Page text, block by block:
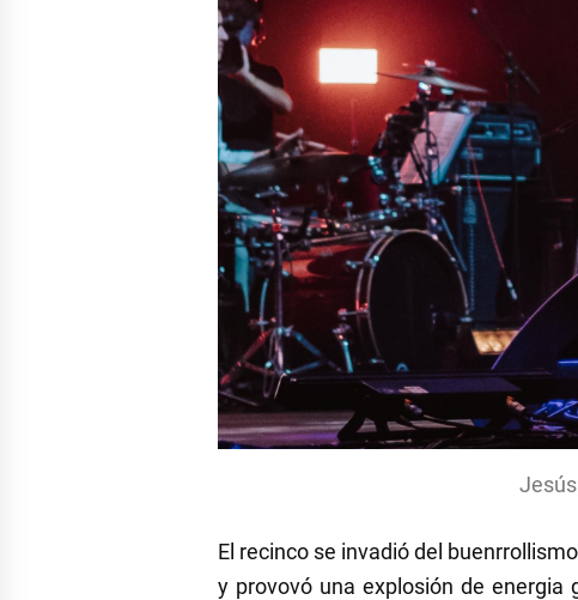
El recinco se invadió del
y provovó una explosión de energia